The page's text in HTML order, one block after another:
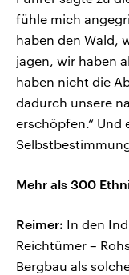
fühle mich
haben den Wald,
jagen, wir haben
haben nicht die
dadurch unsere
erschöpfen.“ Und
Mehr als 300
Reimer: In den
Reichtümer –
Bergbau als